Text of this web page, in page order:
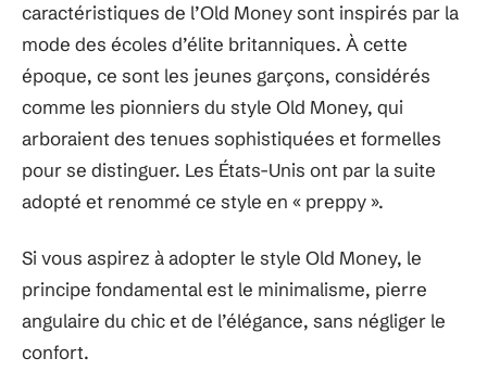
caractéristiques de l’Old Money sont inspirés par la
mode des écoles d’élite britanniques. À cette
époque, ce sont les jeunes garçons, considérés
comme les pionniers du style Old Money, qui
arboraient des tenues sophistiquées et formelles
pour se distinguer. Les États-Unis ont par la suite
adopté et renommé ce style en « preppy ».
Si vous aspirez à adopter le style Old Money, le
principe fondamental est le minimalisme, pierre
angulaire du chic et de l’élégance, sans négliger le
confort.